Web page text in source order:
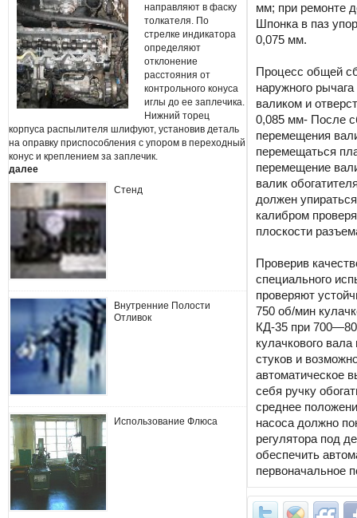
направляют в фаску
толкателя. По
стрелке индикатора
определяют
отклонение
расстояния от
контрольного конуса
иглы до ее заплечика.
Нижний торец
корпуса распылителя шлифуют, установив деталь
на оправку приспособления с упором в переходный
конус и креплением за заплечик.
далее
Стенд
Внутренние Полости
Отливок
Использование Флюса
мм; при ремонте
Шпонка в паз
0,075 мм.
Процесс общей
наружного
валиком и
0,085 мм- После
перемещения
перемещаться
перемещение
валик
должен
калибром
плоскости
Проверив
специального
проверяют
750 об/мин
КД-35 при
кулачкового
стуков и
автоматическое
себя ручку
среднее
насоса должно
регулятора под
обеспечить
первоначальное